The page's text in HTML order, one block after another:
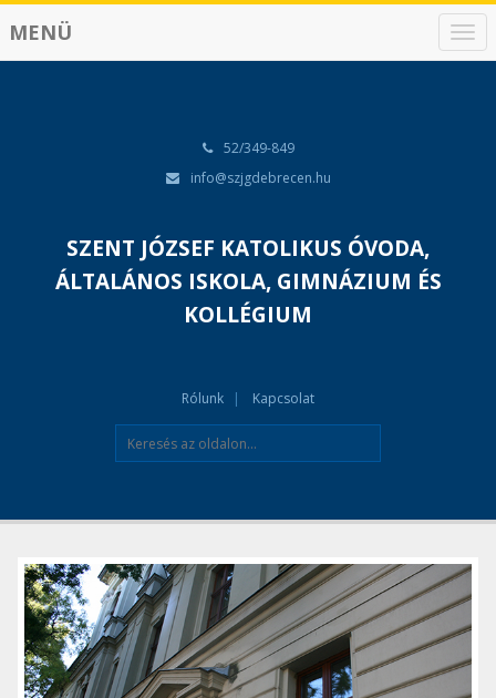
N
a
MENÜ
52/349-849
info@szjgdebrecen.hu
SZENT JÓZSEF KATOLIKUS ÓVODA,
ÁLTALÁNOS ISKOLA, GIMNÁZIUM ÉS
KOLLÉGIUM
Rólunk Kapcsolat